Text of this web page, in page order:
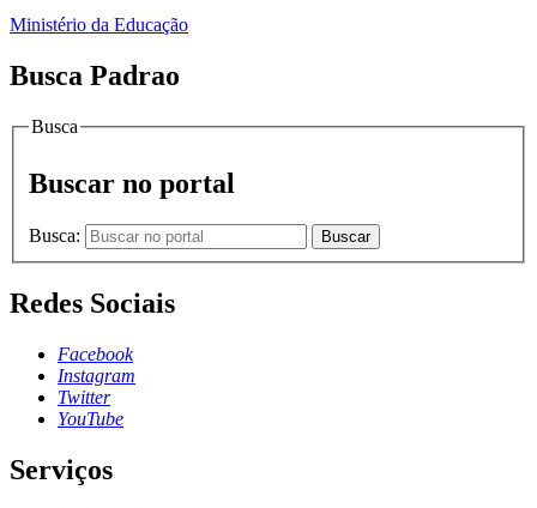
Ministério da Educação
Busca Padrao
Busca
Buscar no portal
Busca: Buscar
Redes Sociais
Facebook
Instagram
Twitter
YouTube
Serviços